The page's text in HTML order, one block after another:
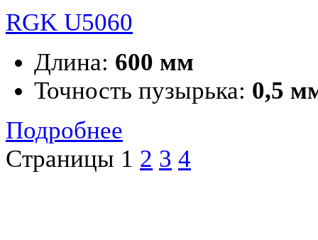
RGK U5060
Длина: 600 мм
Точность пузырька: 0,5
Подробнее
Страницы 1 2 3 4